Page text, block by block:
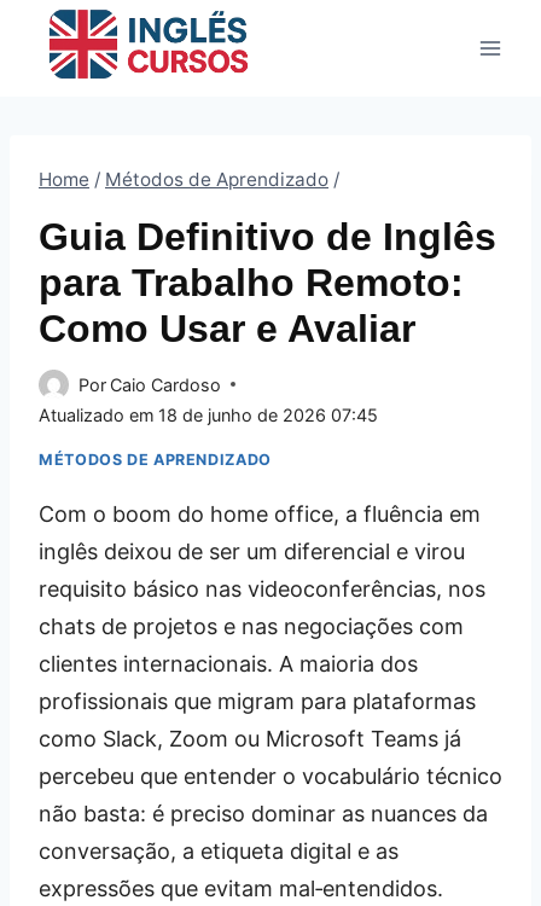
Home / Métodos de Aprendizado /
Guia Definitivo de Inglês
para Trabalho Remoto:
Como Usar e Avaliar
PorCaio Cardoso
Atualizado em 18 de junho de 2026 07:45
MÉTODOS DE APRENDIZADO
Com o boom do home office, a fluência em
inglês deixou de ser um diferencial e virou
requisito básico nas videoconferências, nos
chats de projetos e nas negociações com
clientes internacionais. A maioria dos
profissionais que migram para plataformas
como Slack, Zoom ou Microsoft Teams já
percebeu que entender o vocabulário técnico
não basta: é preciso dominar as nuances da
conversação, a etiqueta digital e as
expressões que evitam mal‑entendidos.